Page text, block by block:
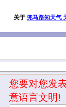
关于 兜马路知天气
您要对您发
意语言文明!